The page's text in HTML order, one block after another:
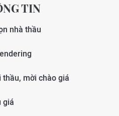
TIN
nhà thầu
thầu, mời chào giá
giá